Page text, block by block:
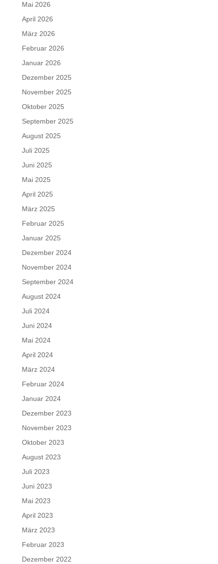
Mai 2026
April 2026
März 2026
Februar 2026
Januar 2026
Dezember 2025
November 2025
Oktober 2025
September 2025
August 2025
Juli 2025
Juni 2025
Mai 2025
April 2025
März 2025
Februar 2025
Januar 2025
Dezember 2024
November 2024
September 2024
August 2024
Juli 2024
Juni 2024
Mai 2024
April 2024
März 2024
Februar 2024
Januar 2024
Dezember 2023
November 2023
Oktober 2023
August 2023
Juli 2023
Juni 2023
Mai 2023
April 2023
März 2023
Februar 2023
Dezember 2022